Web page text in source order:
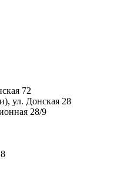
72
ул. Донская 28
28/9